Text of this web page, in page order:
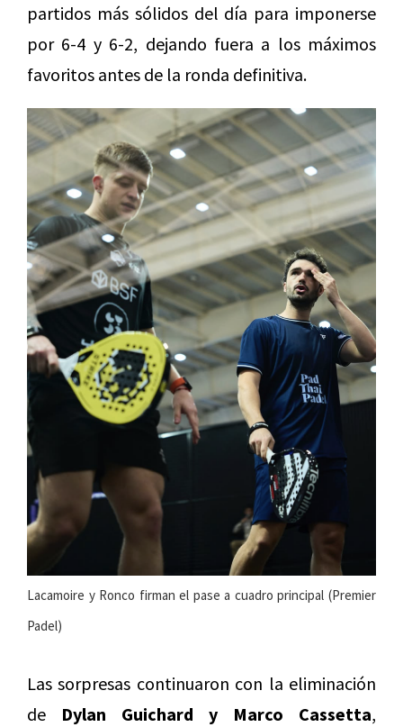
partidos más sólidos del día para imponerse
por 6-4 y 6-2, dejando fuera a los máximos
favoritos antes de la ronda definitiva.
Lacamoire y Ronco firman el pase a cuadro principal (Premier
Padel)
Las sorpresas continuaron con la eliminación
de Dylan Guichard y Marco Cassetta,